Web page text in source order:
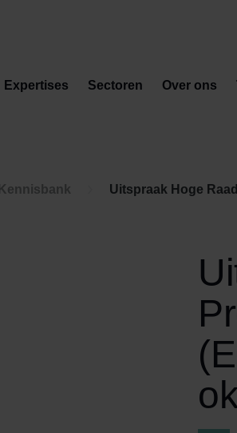
Expertises Sectoren Over ons
Kennisbank Uitspraak Hoge